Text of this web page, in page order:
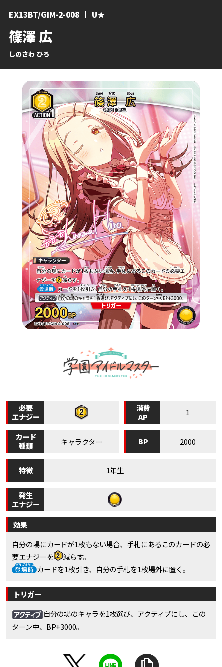
篠澤 広
しのさわ ひろ
EX13BT/GIM-2-008 U★
必要
エナジー
消費
AP
1
カード
種類
キャラクター BP 2000
特徴 1年生
発生
エナジー
効果
自分の場にカードが1枚もない場合、手札にあるこのカードの必
要エナジーを
減らす。
カードを1枚引き、自分の手札を1枚場外に置く。
トリガー
自分の場のキャラを1枚選び、アクティブにし、この
ターン中、BP+3000。